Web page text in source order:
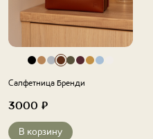
Салфетница Бренди
3000 ₽
В корзину